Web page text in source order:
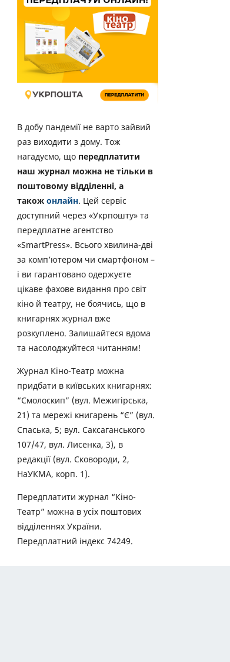
В добу пандемії не варто зайвий
раз виходити з дому. Тож
нагадуємо, що передплатити
наш журнал можна не тільки в
поштовому відділенні, а
також онлайн. Цей сервіс
доступний через «Укрпошту» та
передплатне агентство
«SmartPress». Всього хвилина-дві
за комп’ютером чи смартфоном –
і ви гарантовано одержуєте
цікаве фахове видання про світ
кіно й театру, не боячись, що в
книгарнях журнал вже
розкуплено. Залишайтеся вдома
та насолоджуйтеся читанням!
Журнал Кіно-Театр можна
придбати в київських книгарнях:
“Смолоскип” (вул. Межигірська,
21) та мережі книгарень “Є” (вул.
Спаська, 5; вул. Саксаганського
107/47, вул. Лисенка, 3), в
редакції (вул. Сковороди, 2,
НаУКМА, корп. 1).
Передплатити журнал “Кіно-
Театр” можна в усіх поштових
відділеннях України.
Передплатний індекс 74249.